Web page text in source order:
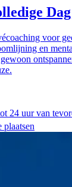
voor
en
24 uur van